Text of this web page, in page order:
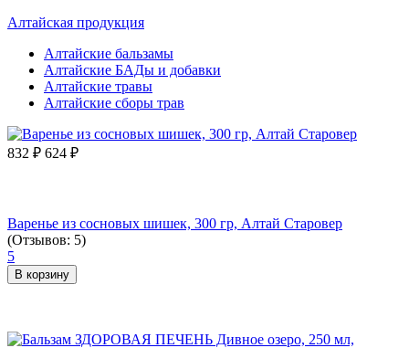
Алтайская продукция
Алтайские бальзамы
Алтайские БАДы и добавки
Алтайские травы
Алтайские сборы трав
832 ₽ 624 ₽
Варенье из сосновых шишек, 300 гр, Алтай Старовер
(Отзывов: 5)
5
В корзину